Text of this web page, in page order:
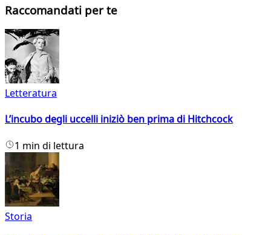
Raccomandati per te
Letteratura
L’incubo degli uccelli iniziò ben prima di Hitchcock
1 min di lettura
Storia